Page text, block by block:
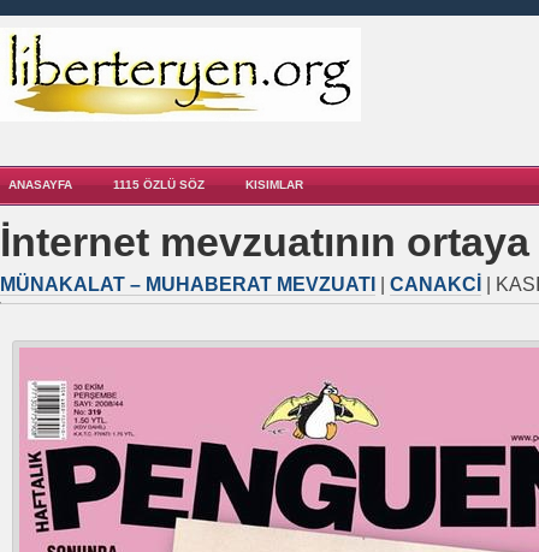
ANASAYFA 1115 ÖZLÜ SÖZ KISIMLAR
İnternet mevzuatının ortaya
MÜNAKALAT – MUHABERAT MEVZUATI CANAKCI |